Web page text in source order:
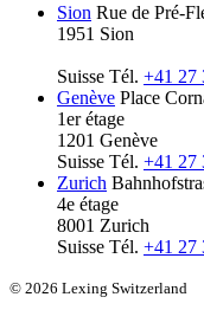
Sion Rue de Pré-
1951 Sion
Suisse Tél. +41 27
Genève Place
1er étage
1201 Genève
Suisse Tél. +41 27
Zurich
4e étage
8001 Zurich
Suisse Tél. +41 27
© 2026 Lexing Switzerland